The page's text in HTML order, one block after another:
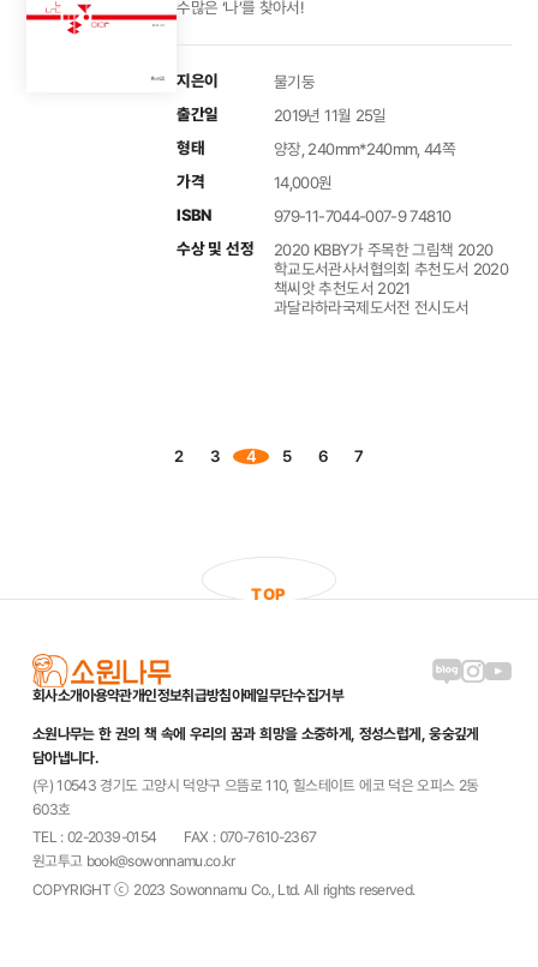
수많은 ‘나’를 찾아서!
지은이 물기둥
출간일 2019년 11월 25일
형태 양장, 240mm*240mm, 44쪽
가격 14,000원
ISBN 979-11-7044-007-9 74810
수상 및 선정
2020 KBBY가 주목한 그림책 2020
학교도서관사서협의회 추천도서 2020
책씨앗 추천도서 2021
과달라하라국제도서전 전시도서
2 3 4 5 6 7
TOP
블로그 링크
인스타그
유튜브
회사소개이용약관개인정보취급방침이메일무단수집거부
소원나무는 한 권의 책 속에 우리의 꿈과 희망을 소중하게, 정성스럽게, 웅숭깊게
담아냅니다.
(우) 10543 경기도 고양시 덕양구 으뜸로 110, 힐스테이트 에코 덕은 오피스 2동
603호
TEL : 02-2039-0154
FAX : 070-7610-2367
원고투고 book@sowonnamu.co.kr
COPYRIGHT ⓒ 2023 Sowonnamu Co., Ltd. All rights reserved.